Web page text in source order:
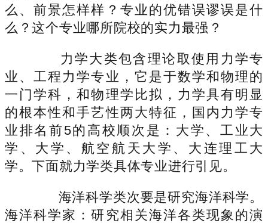
么、前景怎样样？专业的优错误谬误是什
么？这个专业哪所院校的实力最强？
力学大类包含理论取使用力学专
业、工程力学专业，它是于数学和物理的
一门学科，和物理学比拟，力学具有明显
的根本性和手艺性两大特征，国内力学专
业排名前5的高校顺次是：大学、工业大
学、大学、航空航天大学、大连理工大
学。下面就力学类具体专业进行引见。
海洋科学类次要是研究海洋科学。
海洋科学家：研究相关海洋各类现象的演